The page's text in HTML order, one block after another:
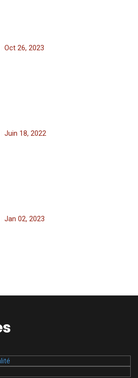
Oct 26, 2023
Juin 18, 2022
Jan 02, 2023